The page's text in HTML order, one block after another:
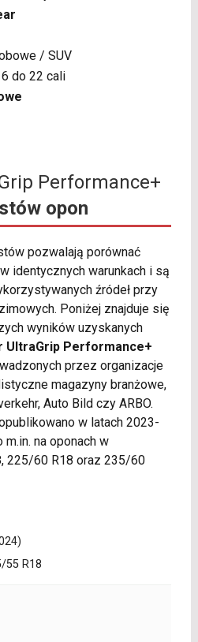
/ SUV
do 22 cali
Performance+
opon
pozwalają porównać
identycznych warunkach i są
źródeł przy
Poniżej znajduje się
wyników uzyskanych
UltraGrip Performance+
przez organizacje
magazyny branżowe,
Auto Bild czy ARBO.
w latach 2023-
na oponach w
225/60 R18 oraz 235/60
55 R18